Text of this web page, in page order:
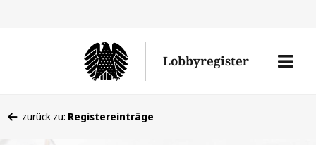
Lobbyregister
Menü
befinden
zurück zu: Registereinträge